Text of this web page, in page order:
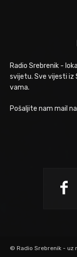
Radio Srebrenik -
svijetu. Sve vijesti iz
vama.
Pošaljite nam mail na
© Radio Srebrenik - uz